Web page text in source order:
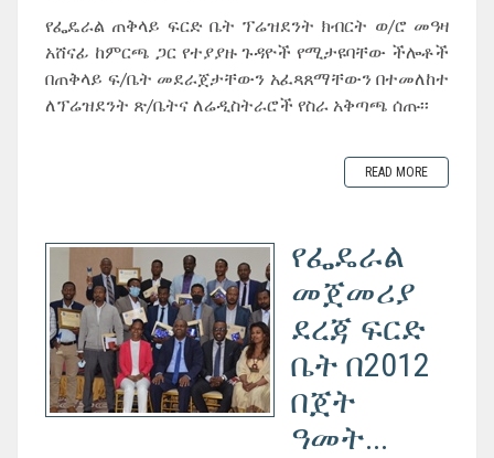
የፌዴራል ጠቅላይ ፍርድ ቤት ፕሬዝደንት ክብርት ወ/ሮ መዓዛ
አሸናፊ ከምርጫ ጋር የተያያዙ ጉዳዮች የሚታዩባቸው ችሎቶች
በጠቅላይ ፍ/ቤት መደራጀታቸውን አፈጻጸማቸውን በተመለከተ
ለፕሬዝደንት ጽ/ቤትና ለሬዲስትራሮች የስራ አቅጣጫ ሰጡ፡፡
READ MORE
የፌዴራል
መጀመሪያ
ደረጃ ፍርድ
ቤት በ2012
በጀት
ዓመት...